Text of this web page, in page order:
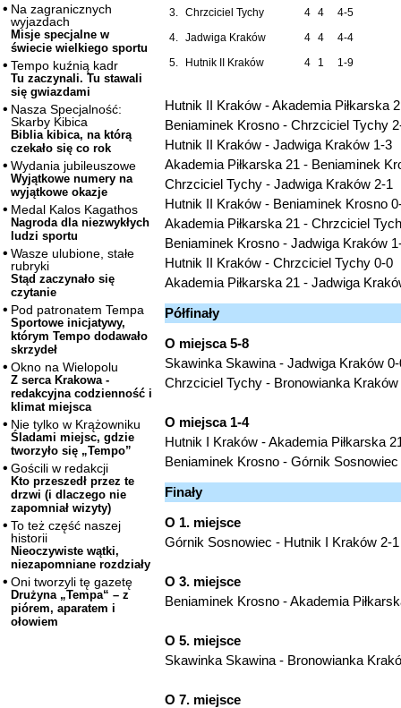
Na zagranicznych
wyjazdach
Misje specjalne w
świecie wielkiego sportu
Tempo kuźnią kadr
Tu zaczynali. Tu stawali
się gwiazdami
Nasza Specjalność:
Skarby Kibica
Biblia kibica, na którą
czekało się co rok
Wydania jubileuszowe
Wyjątkowe numery na
wyjątkowe okazje
Medal Kalos Kagathos
Nagroda dla niezwykłych
ludzi sportu
Wasze ulubione, stałe
rubryki
Stąd zaczynało się
czytanie
Pod patronatem Tempa
Sportowe inicjatywy,
którym Tempo dodawało
skrzydeł
Okno na Wielopolu
Z serca Krakowa -
redakcyjna codzienność i
klimat miejsca
Nie tylko w Krążowniku
Śladami miejsc, gdzie
tworzyło się „Tempo”
Gościli w redakcji
Kto przeszedł przez te
drzwi (i dlaczego nie
zapomniał wizyty)
To też część naszej
historii
Nieoczywiste wątki,
niezapomniane rozdziały
Oni tworzyli tę gazetę
Drużyna „Tempa“ – z
piórem, aparatem i
ołowiem
3.
Chrzciciel Tychy 4 4
4-5
4.
Jadwiga Kraków 4 4
4-4
5.
Hutnik II Kraków 4 1 1-9
Hutnik II Kraków - Akademia Piłkarska
Beniaminek Krosno - Chrzciciel Tychy
Hutnik II Kraków - Jadwiga Kraków 1-3
Akademia Piłkarska 21 - Beniaminek
Chrzciciel Tychy - Jadwiga Kraków 2-1
Hutnik II Kraków - Beniaminek Krosno
Akademia Piłkarska 21 - Chrzciciel
Beniaminek Krosno - Jadwiga Kraków
Hutnik II Kraków - Chrzciciel Tychy 0-0
Akademia Piłkarska 21 - Jadwiga
Półfinały
O miejsca 5-8
Skawinka Skawina - Jadwiga Kraków
Chrzciciel Tychy - Bronowianka
O miejsca 1-4
Hutnik I Kraków - Akademia Piłkarska
Beniaminek Krosno - Górnik
Finały
O 1. miejsce
Górnik Sosnowiec - Hutnik I Kraków 2-1
O 3. miejsce
Beniaminek Krosno - Akademia
O 5. miejsce
Skawinka Skawina - Bronowianka
O 7. miejsce